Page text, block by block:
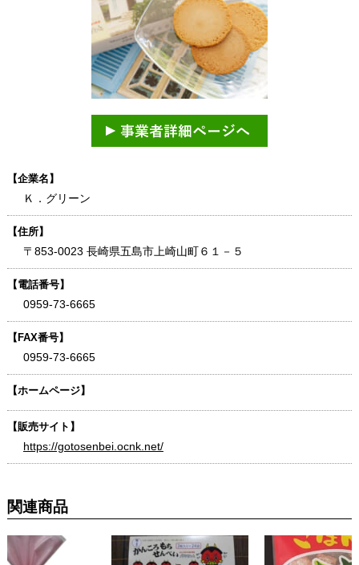
【企業名】
Ｋ．グリーン
【住所】
〒853-0023 長崎県五島市上崎山町６１－５
【電話番号】
0959-73-6665
【FAX番号】
0959-73-6665
【ホームページ】
【販売サイト】
https://gotosenbei.ocnk.net/
関連商品